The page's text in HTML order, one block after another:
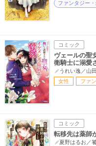
ファンタジー
コミック
ヴェールの聖
衛騎士に溺愛
うれい逸／山
女性
ファ
コミック
転移先は薬師
夏野はるお／